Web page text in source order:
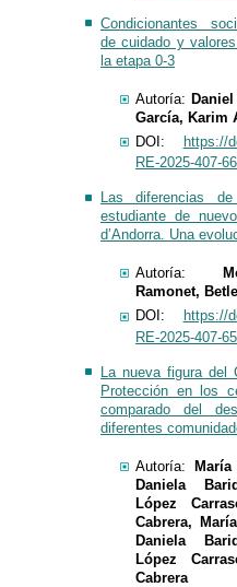
Condicionantes
de cuidado y
la etapa 0-3
​​​Autoría:
García, Karim
DOI: https://
RE-2025-407-
Las diferencias
estudiante de
d’Andorra. Una
​​​Autoría:
Ramonet,
DOI:
https://
RE-2025-407-
La nueva figura del
Protección en los
comparado del
diferentes
​​​Autoría:
Daniela
López
Cabrera,
Daniela
López
Cabrera